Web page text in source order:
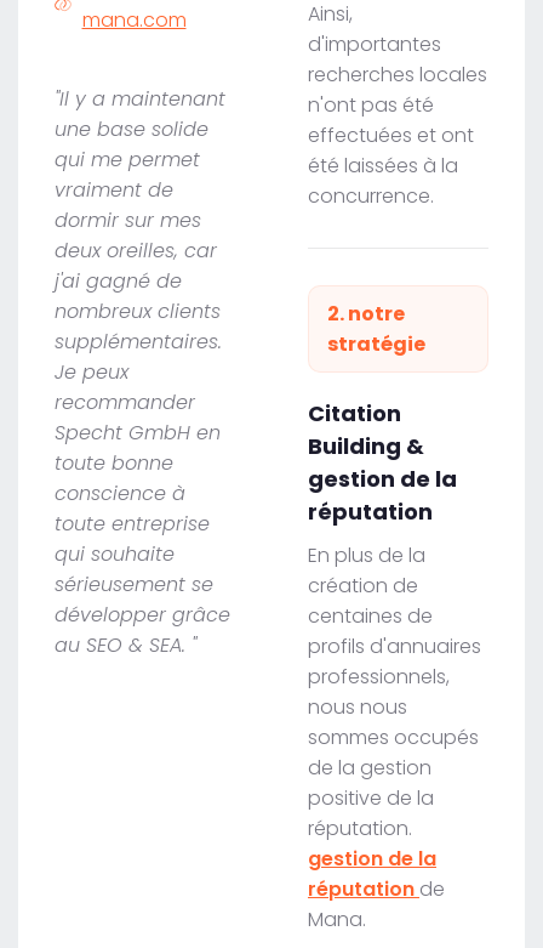
Ainsi,
d'importantes
recherches locales
n'ont pas été
effectuées et ont
été laissées à la
concurrence.
2. notre
stratégie
Citation
Building &
gestion de la
réputation
En plus de la
création de
centaines de
profils d'annuaires
professionnels,
nous nous
sommes occupés
de la gestion
positive de la
réputation.
gestion de la
réputation de
Mana.
mana.com
"Il y a maintenant
une base solide
qui me permet
vraiment de
dormir sur mes
deux oreilles, car
j'ai gagné de
nombreux clients
supplémentaires.
Je peux
recommander
Specht GmbH en
toute bonne
conscience à
toute entreprise
qui souhaite
sérieusement se
développer grâce
au SEO & SEA. "